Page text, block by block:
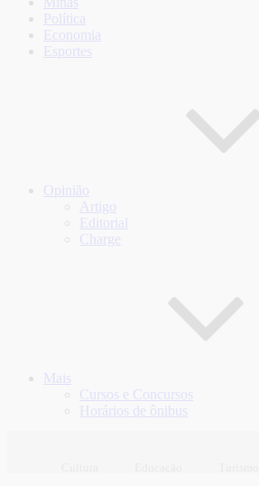
Política
Economia
Esportes
Opinião
Artigo
Editorial
Charge
Mais
Cursos e Concursos
Horários de ônibus